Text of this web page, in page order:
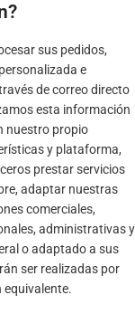
sus pedidos,
e
de correo directo
esta información
nuestro propio
y plataforma,
prestar servicios
adaptar nuestras
comerciales,
administrativas y
o adaptado a sus
ser realizadas por
equivalente.